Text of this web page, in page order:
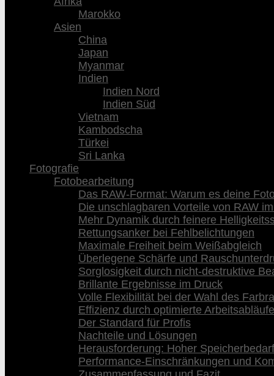
Marokko
Asien
China
Japan
Myanmar
Indien
Indien Nord
Indien Süd
Vietnam
Kambodscha
Türkei
Sri Lanka
Fotografie
Fotobearbeitung
Das RAW-Format: Warum es deine
Die unschlagbaren Vorteile von RAW
Mehr Dynamik durch feinere
Rettungsanker bei Fehlbelichtungen
Maximale Freiheit beim Weißabgleich
Überlegene Schärfe und
Sorglosigkeit durch nicht-destruktive
Brillante Ergebnisse im Druck
Volle Flexibilität bei der Wahl des
Effizienz durch optimierte Arbeitsabläufe
Der Standard für Profis
Nachteile und Lösungen
Herausforderung: Hoher Speicherbedarf
Performance-Einschränkungen und